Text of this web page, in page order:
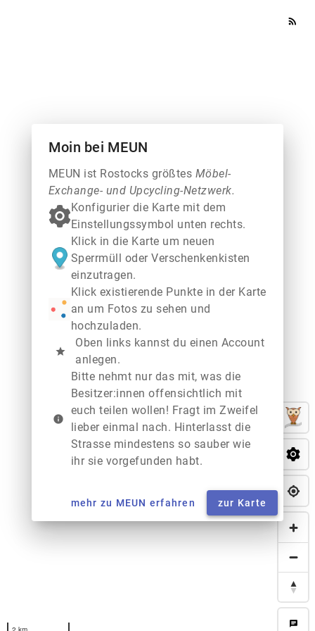
rss_feed
chat
Moin bei MEUN
MEUN ist Rostocks größtes Möbel-
Exchange- und Upcycling-Netzwerk.
Konfigurier die Karte mit dem
Einstellungssymbol unten rechts.
Klick in die Karte um neuen
Sperrmüll oder Verschenkenkisten
einzutragen.
Klick existierende Punkte in der Karte
an um Fotos zu sehen und
hochzuladen.
star
Oben links kannst du einen Account
anlegen.
info
Bitte nehmt nur das mit, was die
Besitzer:innen offensichtlich mit
euch teilen wollen! Fragt im Zweifel
lieber einmal nach. Hinterlasst die
Strasse mindestens so sauber wie
ihr sie vorgefunden habt.
mehr zu MEUN erfahren zur Karte